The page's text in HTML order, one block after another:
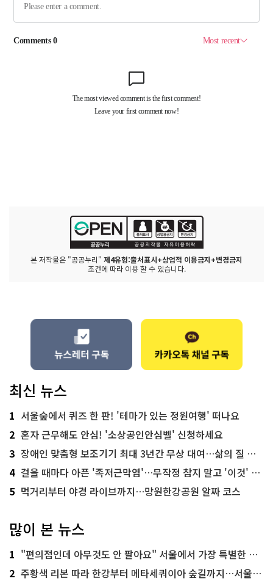
본 저작물은 "공공누리" 제4유형:출처표시+상업적 이용금지+변경금지
조건에 따라 이용 할 수 있습니다.
최신 뉴스
1 서울숲에서 퀴즈 한 판! '테마가 있는 정원여행' 떠나요
2 혼자 근무해도 안심! '소상공인안심벨' 신청하세요
3 장애인 맞춤형 보조기기 최대 3년간 무상 대여…삶의 질 높인다
4 걸을 때마다 아픈 '족저근막염'…무작정 참지 말고 '이것' 해보세요!
5 먹거리부터 야경 라이브까지…망원한강공원 알짜 코스
많이 본 뉴스
1 "편의점인데 아무것도 안 팔아요" 서울에서 가장 특별한 편의점의 정체
2 주황색 리본 따라 한강부터 메타세쿼이아 숲길까지…서울둘레길 15코스